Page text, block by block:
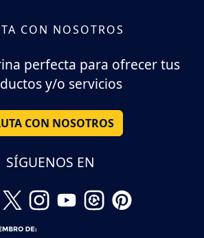
CON NOSOTROS
perfecta para ofrecer tus
y/o servicios
CON NOSOTROS
SÍGUENOS EN